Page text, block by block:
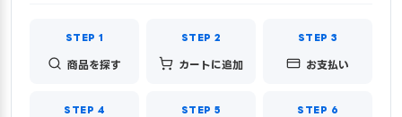
商品を探す カートに追加 お支払い